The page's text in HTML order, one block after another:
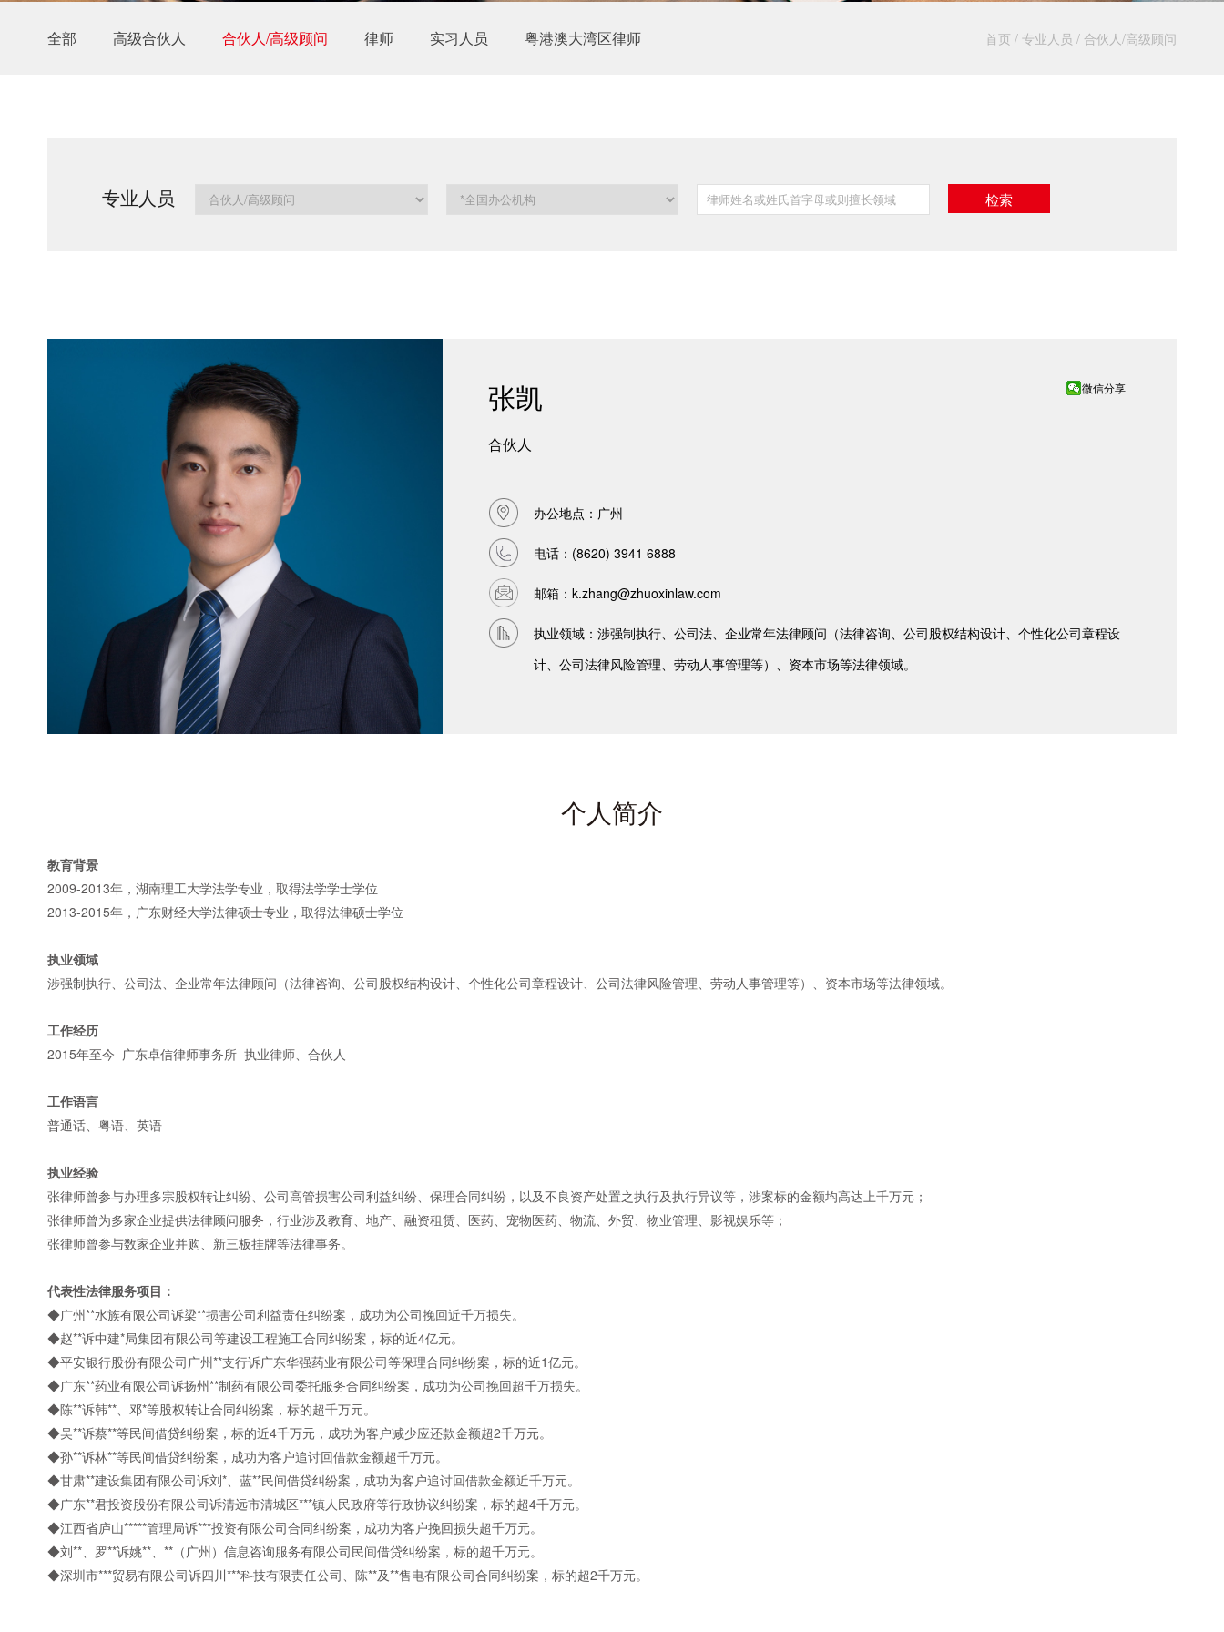
全部 高级合伙人 合伙人/高级顾问 律师 实习人员 粤港澳大湾区律师 首页 / 专业人员 / 合伙人/高级顾问
专业人员
张凯 微信分享
合伙人
办公地点：广州
电话： (8620) 3941 6888
邮箱： k.zhang@zhuoxinlaw.com
执业领域：涉强制执行、公司法、企业常年法律顾问（法律咨询、公司股权结构设计、个性化公司章程设
计、公司法律风险管理、劳动人事管理等）、资本市场等法律领域。
个人简介
教育背景
2009-2013年，湖南理工大学法学专业，取得法学学士学位
2013-2015年，广东财经大学法律硕士专业，取得法律硕士学位
执业领域
涉强制执行、公司法、企业常年法律顾问（法律咨询、公司股权结构设计、个性化公司章程设计、公司法律风险管理、劳动人事管理等）、资本市场等法律领域。
工作经历
2015年至今 广东卓信律师事务所 执业律师、合伙人
工作语言
普通话、粤语、英语
执业经验
张律师曾参与办理多宗股权转让纠纷、公司高管损害公司利益纠纷、保理合同纠纷，以及不良资产处置之执行及执行异议等，涉案标的金额均高达上千万元；
张律师曾为多家企业提供法律顾问服务，行业涉及教育、地产、融资租赁、医药、宠物医药、物流、外贸、物业管理、影视娱乐等；
张律师曾参与数家企业并购、新三板挂牌等法律事务。
代表性法律服务项目：
◆广州**水族有限公司诉梁**损害公司利益责任纠纷案，成功为公司挽回近千万损失。
◆赵**诉中建*局集团有限公司等建设工程施工合同纠纷案，标的近4亿元。
◆平安银行股份有限公司广州**支行诉广东华强药业有限公司等保理合同纠纷案，标的近1亿元。
◆广东**药业有限公司诉扬州**制药有限公司委托服务合同纠纷案，成功为公司挽回超千万损失。
◆陈**诉韩**、邓*等股权转让合同纠纷案，标的超千万元。
◆吴**诉蔡**等民间借贷纠纷案，标的近4千万元，成功为客户减少应还款金额超2千万元。
◆孙**诉林**等民间借贷纠纷案，成功为客户追讨回借款金额超千万元。
◆甘肃**建设集团有限公司诉刘*、蓝**民间借贷纠纷案，成功为客户追讨回借款金额近千万元。
◆广东**君投资股份有限公司诉清远市清城区***镇人民政府等行政协议纠纷案，标的超4千万元。
◆江西省庐山*****管理局诉***投资有限公司合同纠纷案，成功为客户挽回损失超千万元。
◆刘**、罗**诉姚**、**（广州）信息咨询服务有限公司民间借贷纠纷案，标的超千万元。
◆深圳市***贸易有限公司诉四川***科技有限责任公司、陈**及**售电有限公司合同纠纷案，标的超2千万元。